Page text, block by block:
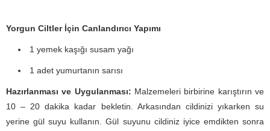
Yorgun Ciltler İçin Canlandırıcı Yapımı
1 yemek kaşığı susam yağı
1 adet yumurtanın sarısı
Hazırlanması ve Uygulanması: Malzemeleri birbirine karıştırın ve
10 – 20 dakika kadar bekletin. Arkasından cildinizi yıkarken su
yerine gül suyu kullanın. Gül suyunu cildiniz iyice emdikten sonra